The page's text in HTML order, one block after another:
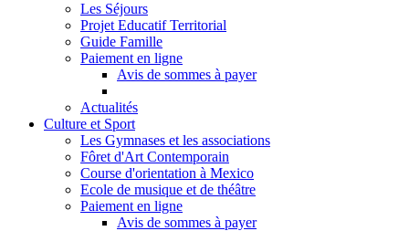
Les Séjours
Projet Educatif Territorial
Guide Famille
Paiement en ligne
Avis de sommes à payer
Actualités
Culture et Sport
Les Gymnases et les associations
Fôret d'Art Contemporain
Course d'orientation à Mexico
Ecole de musique et de théâtre
Paiement en ligne
Avis de sommes à payer